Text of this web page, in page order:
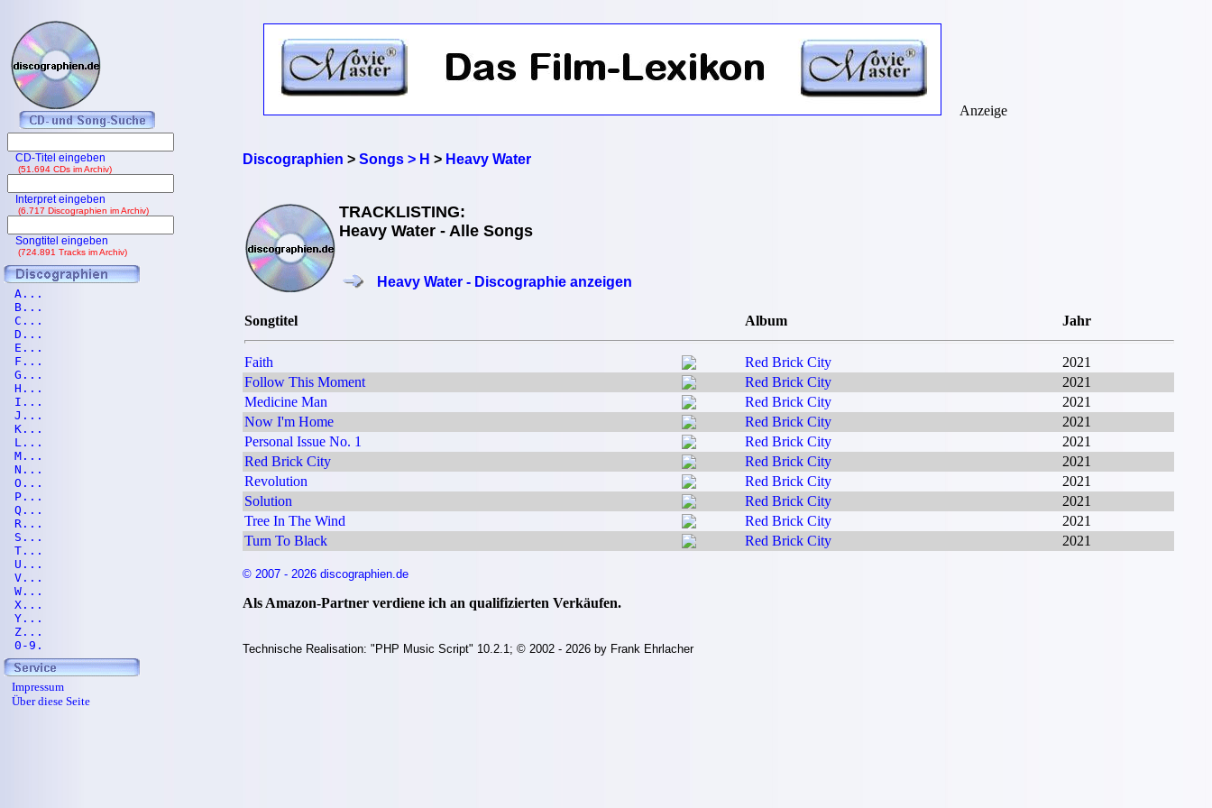
Discographien > Songs > H > Heavy Water
TRACKLISTING:
Heavy Water - Alle Songs
Heavy Water - Discographie anzeigen
Songtitel Album Jahr
Faith Red Brick City
2021
Follow This Moment
Red Brick City
2021
Medicine Man
Red Brick City
2021
Now I'm Home
Red Brick City
2021
Personal Issue No. 1
Red Brick City
2021
Red Brick City
Red Brick City
2021
Revolution
Red Brick City
2021
Solution
Red Brick City
2021
Tree In The Wind
Red Brick City
2021
Turn To Black
Red Brick City 2021
© 2007 - 2026 discographien.de
Als Amazon-Partner verdiene ich an qualifizierten Verkäufen.
Technische Realisation: "PHP Music Script" 10.2.1; © 2002 - 2026 by Frank Ehrlacher
Anzeige
CD-Titel eingeben
(51.694 CDs im Archiv)
Interpret eingeben
(6.717 Discographien im Archiv)
Songtitel eingeben
(724.891 Tracks im Archiv)
A...
B...
C...
D...
E...
F...
G...
H...
I...
J...
K...
L...
M...
N...
O...
P...
Q...
R...
S...
T...
U...
V...
W...
X...
Y...
Z...
0-9.
Impressum
Über diese Seite